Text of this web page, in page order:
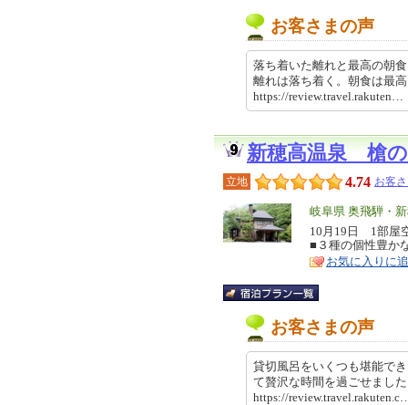
お客さまの声
落ち着いた離れと最高の朝
離れは落ち着く。朝食は最
https://
新穂高温泉 槍
立地 4.74 お客
エ
リ
ア
岐阜県 奥飛騨・
特
徴
10月19日 1部屋
■３種の個性豊か
お気に入りに
お客さまの声
貸切風呂をいくつも堪能で
て贅沢な時間を過ごせまし
https://